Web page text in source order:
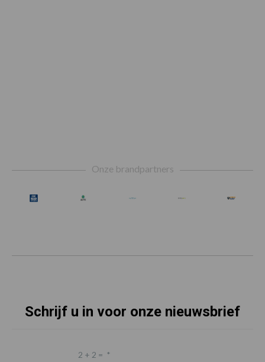
Onze brandpartners
Schrijf u in voor onze nieuwsbrief
2 + 2 = *